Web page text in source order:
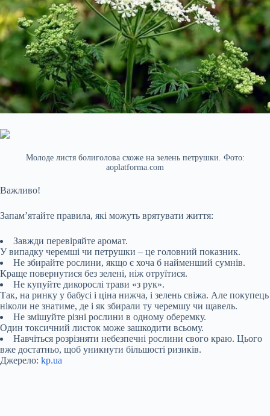
Молоде листя болиголова схоже на зелень петрушки. Фото:
aoplatforma.com
Важливо!
Запам’ятайте правила, які можуть врятувати життя:
Завжди перевіряйте аромат.
У випадку черемші чи петрушки – це головний показник.
Не збирайте рослини, якщо є хоча б найменший сумнів.
Краще повернутися без зелені, ніж отруїтися.
Не купуйте дикорослі трави «з рук».
Так, на ринку у бабусі і ціна нижча, і зелень свіжа. Але покупець
ніколи не знатиме, де і як збирали ту черемшу чи щавель.
Не змішуйте різні рослини в одному оберемку.
Один токсичний листок може зашкодити всьому.
Навчіться розрізняти небезпечні рослини свого краю. Цього
вже достатньо, щоб уникнути більшості ризиків.
Джерело: kp.ua